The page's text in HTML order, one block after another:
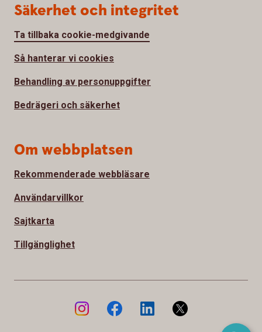
Säkerhet och integritet
Ta tillbaka cookie-medgivande
Så hanterar vi cookies
Behandling av personuppgifter
Bedrägeri och säkerhet
Om webbplatsen
Rekommenderade webbläsare
Användarvillkor
Sajtkarta
Tillgänglighet